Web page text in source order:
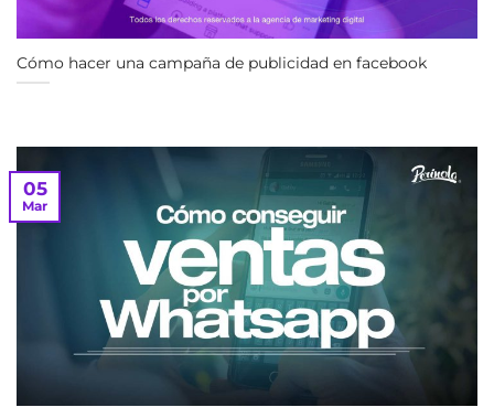
Cómo hacer una campaña de publicidad en facebook
05
Mar